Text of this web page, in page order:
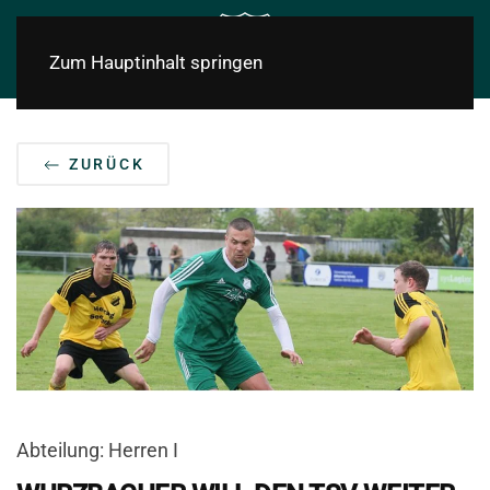
Zum Hauptinhalt springen
ZURÜCK
Abteilung: Herren I